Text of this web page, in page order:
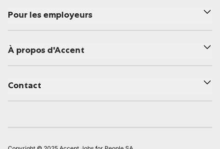
Pour les employeurs
À propos d'Accent
Contact